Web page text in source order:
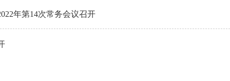
年第14次常务会议召开